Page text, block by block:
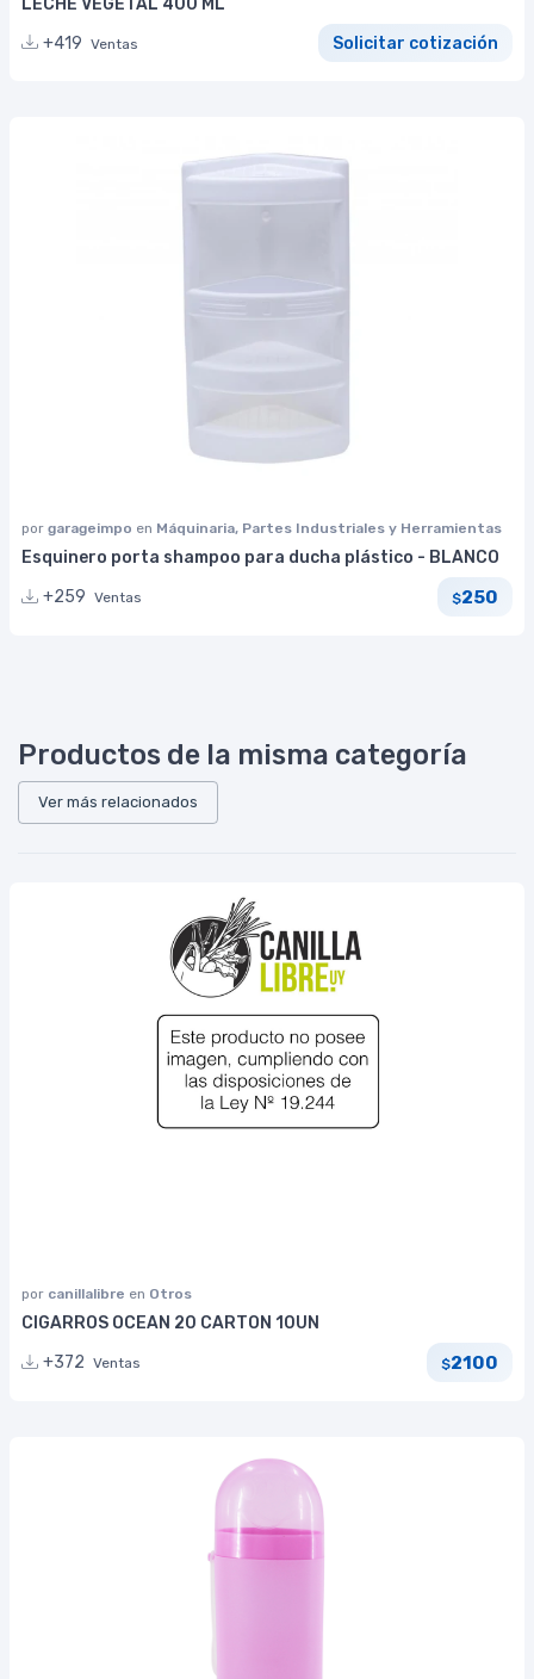
LECHE VEGETAL 400 ML
+419 Ventas Solicitar cotización
por garageimpo en Máquinaria, Partes Industriales y Herramientas
Esquinero porta shampoo para ducha plástico - BLANCO
+259 Ventas $250
Productos de la misma categoría
Ver más relacionados
por canillalibre en Otros
CIGARROS OCEAN 20 CARTON 10UN
+372 Ventas $2100